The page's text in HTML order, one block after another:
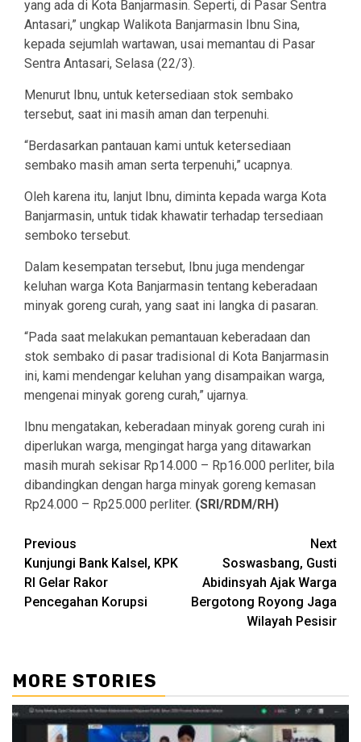
yang ada di Kota Banjarmasin. Seperti, di Pasar Sentra
Antasari,” ungkap Walikota Banjarmasin Ibnu Sina,
kepada sejumlah wartawan, usai memantau di Pasar
Sentra Antasari, Selasa (22/3).
Menurut Ibnu, untuk ketersediaan stok sembako
tersebut, saat ini masih aman dan terpenuhi.
“Berdasarkan pantauan kami untuk ketersediaan
sembako masih aman serta terpenuhi,” ucapnya.
Oleh karena itu, lanjut Ibnu, diminta kepada warga Kota
Banjarmasin, untuk tidak khawatir terhadap tersediaan
semboko tersebut.
Dalam kesempatan tersebut, Ibnu juga mendengar
keluhan warga Kota Banjarmasin tentang keberadaan
minyak goreng curah, yang saat ini langka di pasaran.
“Pada saat melakukan pemantauan keberadaan dan
stok sembako di pasar tradisional di Kota Banjarmasin
ini, kami mendengar keluhan yang disampaikan warga,
mengenai minyak goreng curah,” ujarnya.
Ibnu mengatakan, keberadaan minyak goreng curah ini
diperlukan warga, mengingat harga yang ditawarkan
masih murah sekisar Rp14.000 – Rp16.000 perliter, bila
dibandingkan dengan harga minyak goreng kemasan
Rp24.000 – Rp25.000 perliter. (SRI/RDM/RH)
Continue
Reading
Previous
Kunjungi Bank Kalsel, KPK
RI Gelar Rakor
Pencegahan Korupsi
Next
Soswasbang, Gusti
Abidinsyah Ajak Warga
Bergotong Royong Jaga
Wilayah Pesisir
MORE STORIES